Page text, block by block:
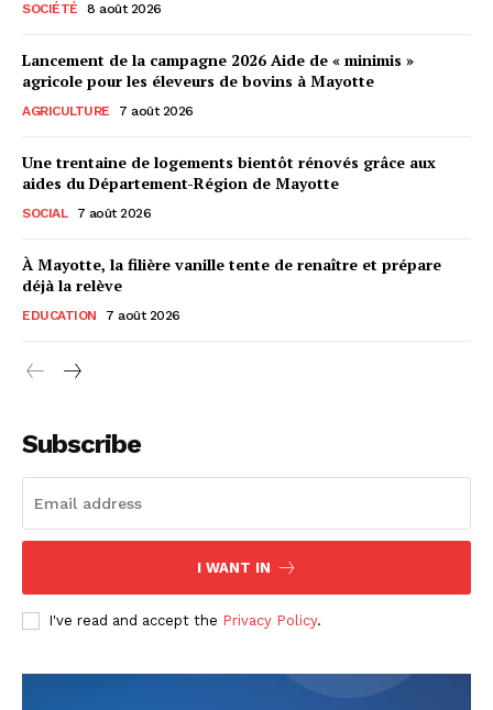
SOCIÉTÉ 8 août 2026
Lancement de la campagne 2026 Aide de « minimis »
agricole pour les éleveurs de bovins à Mayotte
AGRICULTURE 7 août 2026
Une trentaine de logements bientôt rénovés grâce aux
aides du Département-Région de Mayotte
SOCIAL 7 août 2026
À Mayotte, la filière vanille tente de renaître et prépare
déjà la relève
EDUCATION 7 août 2026
Subscribe
I WANT IN
I've read and accept the Privacy Policy.